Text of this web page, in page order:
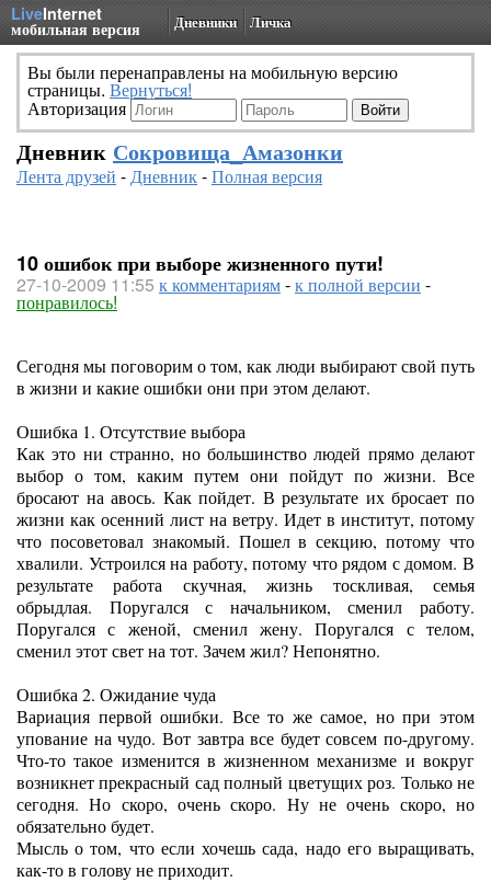
LiveInternet
мобильная версия Дневники Личка
Вы были перенаправлены на мобильную версию
страницы. Вернуться!
Авторизация
Дневник Сокровища_Амазонки
Лента друзей -Дневник-Полная версия
10 ошибок при выборе жизненного пути!
27-10-2009 11:55 к комментариям-к полной версии -
понравилось!
Сегодня мы поговорим о том, как люди выбирают свой путь
в жизни и какие ошибки они при этом делают.
Ошибка 1. Отсутствие выбора
Как это ни странно, но большинство людей прямо делают
выбор о том, каким путем они пойдут по жизни. Все
бросают на авось. Как пойдет. В результате их бросает по
жизни как осенний лист на ветру. Идет в институт, потому
что посоветовал знакомый. Пошел в секцию, потому что
хвалили. Устроился на работу, потому что рядом с домом. В
результате работа скучная, жизнь тоскливая, семья
обрыдлая. Поругался с начальником, сменил работу.
Поругался с женой, сменил жену. Поругался с телом,
сменил этот свет на тот. Зачем жил? Непонятно.
Ошибка 2. Ожидание чуда
Вариация первой ошибки. Все то же самое, но при этом
упование на чудо. Вот завтра все будет совсем по-другому.
Что-то такое изменится в жизненном механизме и вокруг
возникнет прекрасный сад полный цветущих роз. Только не
сегодня. Но скоро, очень скоро. Ну не очень скоро, но
обязательно будет.
Мысль о том, что если хочешь сада, надо его выращивать,
как-то в голову не приходит.